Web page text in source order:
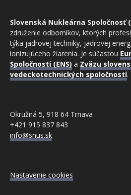
Slovenská Nukleárna Spoločnosť
združenie odborníkov, ktorých
týka jadrovej techniky, jadrovej
ionizujúceho žiarenia. Je súčasťou
Spoločnosti (ENS) a Zväzu
vedeckotechnických spoločností.
Okružná 5, 918 64 Trnava
+421 915 837 843
info@snus.sk
Nastavenie cookies